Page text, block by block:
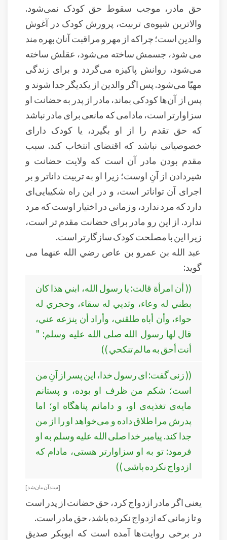
حق مادر، موجب سقوط حق کودک نمی‌شود.
والاترین شیوه‌ی تربیت، پرورش کودک در آغوش
والدین است؛ چراکه از مهر و مراقبت آنان بهره مند
می شود، جسمش ساخته می‌شود، عقلش ساخته
می‌شود، روانش پاکیزه می‌گردد و برای زندگی
مهیّا می‌شود. پس اگر والدین از یکدیگر جدا شوند و
پس از آن‌ها کودکی بماند، مادر از پدر به حضانت او
سزاوارتر است، مادامی که مانعی برای مادر نباشد
که حق تقدم را از او بگیرد، یا کودک دارای
خصوصیاتی نباشد که اقتضای انتخاب کند. سبب
مقدم بودن مادر آن است که ولایت حضانت و
شیردادن از آنِ اوست؛ زیرا او به تربیت داناتر و بر
اجرای آن تواناتر است، و در این راه شکیبایی‌ای
دارد که مرد ندارد، و زمانی در اختیار اوست که مرد
ندارد. از این رو مادر برای حضانت مقدم تر است،
زیرا این با مصلحت کودک سازگارتر است.
عبد الله بن عمرو بن عاص رضي الله عنهما می
گوید:
(( أن امرأة قالت: يا رسول الله، ابني هذا كان
بطني له وعاء، وثديي له سقاء، وحجري له
حواء، وأن أباه طلقني، وأراد أن ينزعه عني،
قال لها رسول الله صلى الله عليه وسلم: "
أنت أحق به ما لم تنكحي ))
(( زنی گفت: ای رسول خدا، این پسر از آنِ من
است؛ شکم من ظرف او بوده، و پستانم
مایه‌ی تغذیه‌ی او، و دامانم پناهگاه او؛ اما
پدرش مرا طلاق داده و می‌خواهد او را از من
جدا کند. پیامبر خدا صلی الله علیه وسلم به او
فرمود: تو به او سزاوارتر هستی، مادام که
ازدواج نکرده باشی ))
[ سند آن بیان شد ]
یعنی اگر مادر ازدواج کرد، حق حضانت از پدر است
و تا زمانی که ازدواج نکرده باشد، حق مادر است.
در برخی روایت‌ها آمده است که ابوبکر صدیق